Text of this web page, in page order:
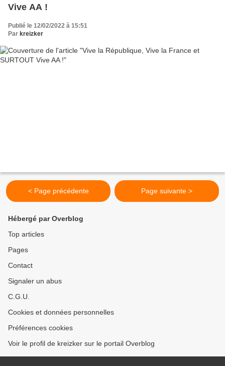
Vive AA !
Publié le 12/02/2022 à 15:51
Par kreizker
< Page précédente Page suivante >
Hébergé par Overblog
Top articles
Pages
Contact
Signaler un abus
C.G.U.
Cookies et données personnelles
Préférences cookies
Voir le profil de kreizker sur le portail Overblog